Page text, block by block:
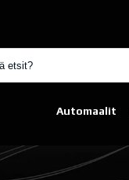
Automaalit